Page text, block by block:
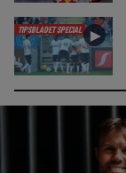
TIPSBLADET SPECIAL ►